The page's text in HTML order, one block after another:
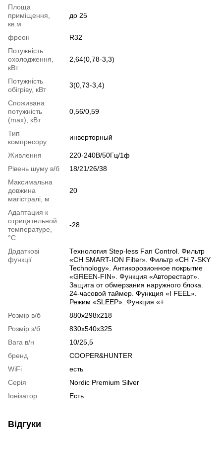
Площа
приміщення,
кв.м
до 25
фреон
R32
Потужність
охолодження,
кВт
2,64(0,78-3,3)
Потужність
обігріву, кВт
3(0,73-3,4)
Споживана
потужність
(max), кВт
0,56/0,59
Тип
компресору
инверторный
Живлення
220-240В/50Гц/1ф
Рівень шуму в/б
18/21/26/38
Максимальна
довжина
магістралі, м
20
Адаптация к
отрицательной
температуре,
°C
-28
Додаткові
функції
Технология Step-less Fan Control. Фильтр
«CH SMART-ION Filter». Фильтр «CH 7-SKY
Technology». Антикорозионное покрытие
«GREEN-FIN». Функция «Авторестарт».
Защита oт обмерзания наружного блока.
24-часовой таймер. Функция «I FEEL».
Режим «SLEEP». Функция «+
Розмір в/б
880х298х218
Розмір з/б
830х540х325
Вага в/н
10/25,5
бренд
COOPER&HUNTER
WiFi
есть
Серія
Nordic Premium Silver
Іонізатор
Есть
Відгуки